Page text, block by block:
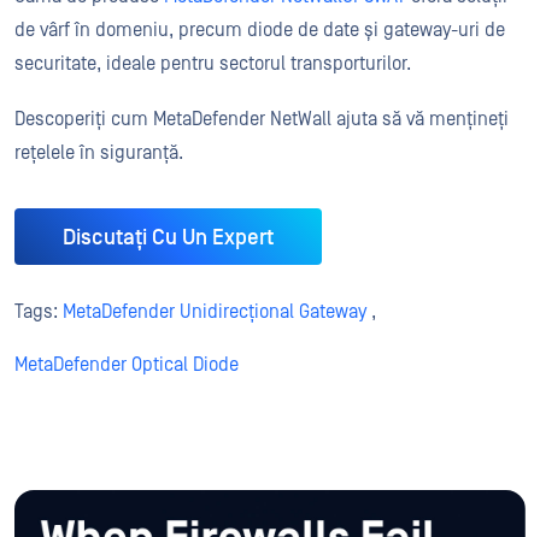
de vârf în domeniu, precum diode de date și gateway-uri de
securitate, ideale pentru sectorul transporturilor.
Descoperiți cum MetaDefender NetWall ajuta să vă mențineți
rețelele în siguranță.
Discutați Cu Un Expert
Tags: MetaDefender Unidirecțional Gateway,
MetaDefender Optical Diode